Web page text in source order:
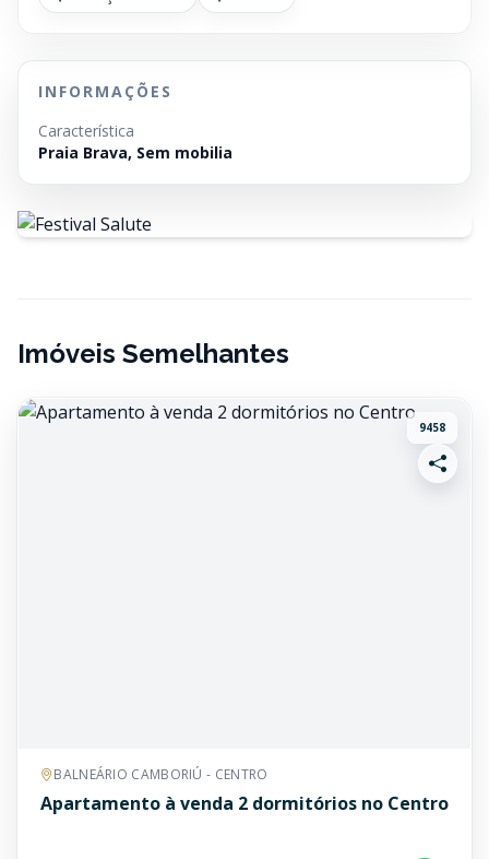
INFORMAÇÕES
Característica
Praia Brava, Sem mobilia
Imóveis Semelhantes
9458
BALNEÁRIO CAMBORIÚ - CENTRO
Apartamento à venda 2 dormitórios no Centro